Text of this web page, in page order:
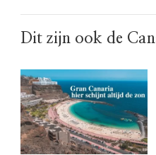
Dit zijn ook de